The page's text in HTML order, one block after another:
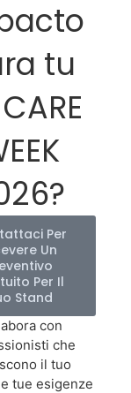
tu
Per
Un
Per Il
Stand
con
che
il tuo
tue esigenze